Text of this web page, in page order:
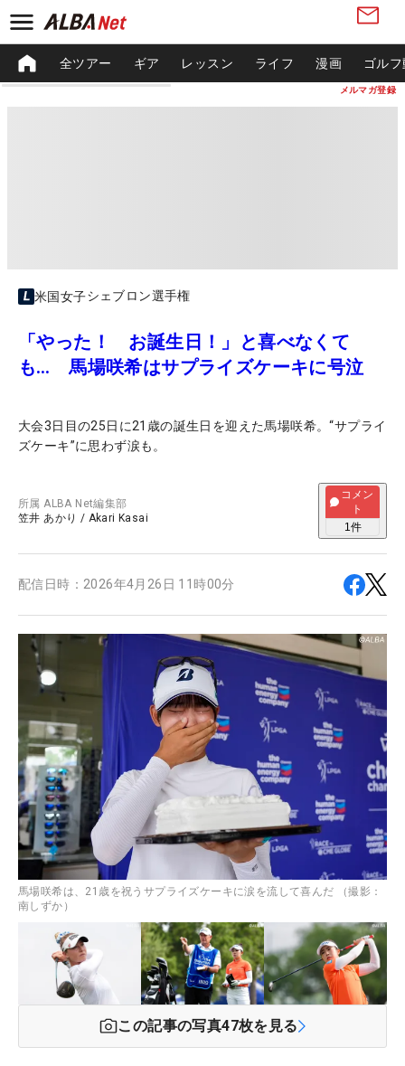
メルマガ登録
全ツアー ギア レッスン ライフ 漫画 ゴル
米国女子シェブロン選手権
「やった！ お誕生日！」と喜べなくて
も… 馬場咲希はサプライズケーキに号泣
大会3日目の25日に21歳の誕生日を迎えた馬場咲希。“サプライ
ズケーキ”に思わず涙も。
所属ALBA Net編集部
笠井 あかり / Akari Kasai
コメン
ト
1件
配信日時： 2026年4月26日 11時00分
馬場咲希は、21歳を祝うサプライズケーキに涙を流して喜んだ （撮影：
南しずか）
この記事の写真47枚を見る